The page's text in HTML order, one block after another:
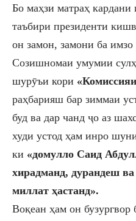
Бо маҳзи матраҳ кардани
таъбири президенти
он замон, замони ба имзо
Созишномаи умумии
шурӯъи кори «Комиссияи
раҳбарияш бар зиммаи
буд ва дар чанд ҷо аз
худи устод ҳам инро
ки «домулло Саид
хирадманд, дурандеш
миллат ҳастанд».
Воқеан ҳам он бузургвор